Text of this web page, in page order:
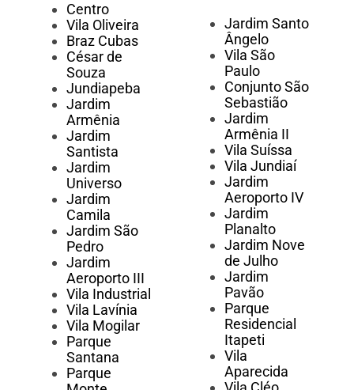
Centro
Vila Oliveira
Braz Cubas
César de
Souza
Jundiapeba
Jardim
Armênia
Jardim
Santista
Jardim
Universo
Jardim
Camila
Jardim São
Pedro
Jardim
Aeroporto III
Vila Industrial
Vila Lavínia
Vila Mogilar
Parque
Santana
Parque
Jardim Santo
Ângelo
Vila São
Paulo
Conjunto São
Sebastião
Jardim
Armênia II
Vila Suíssa
Vila Jundiaí
Jardim
Aeroporto IV
Jardim
Planalto
Jardim Nove
de Julho
Jardim
Pavão
Parque
Residencial
Itapeti
Vila
Aparecida